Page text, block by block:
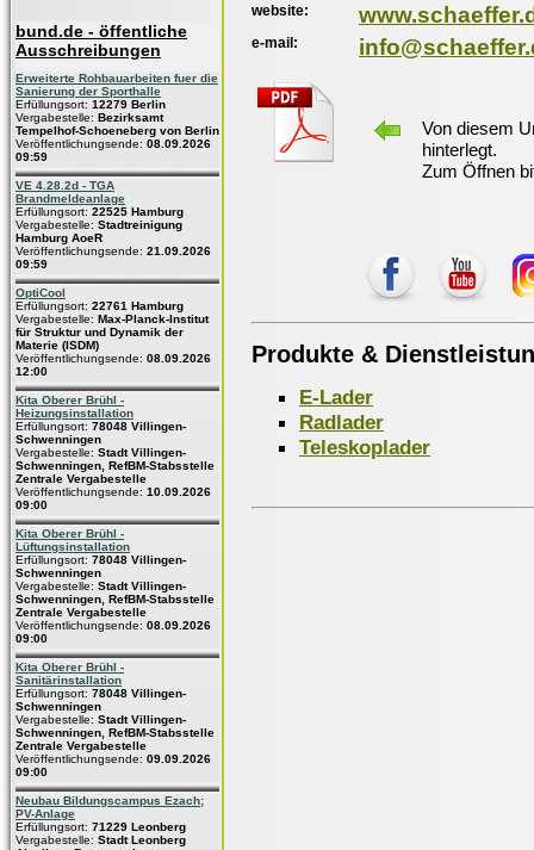
bund.de - öffentliche
Ausschreibungen
Erweiterte Rohbauarbeiten fuer die
Sanierung der Sporthalle
Erfüllungsort: 12279 Berlin
Vergabestelle: Bezirksamt
Tempelhof-Schoeneberg von Berlin
Veröffentlichungsende: 08.09.2026
09:59
VE 4.28.2d - TGA
Brandmeldeanlage
Erfüllungsort: 22525 Hamburg
Vergabestelle: Stadtreinigung
Hamburg AoeR
Veröffentlichungsende: 21.09.2026
09:59
OptiCool
Erfüllungsort: 22761 Hamburg
Vergabestelle: Max-Planck-Institut
für Struktur und Dynamik der
Materie (ISDM)
Veröffentlichungsende: 08.09.2026
12:00
Kita Oberer Brühl -
Heizungsinstallation
Erfüllungsort: 78048 Villingen-
Schwenningen
Vergabestelle: Stadt Villingen-
Schwenningen, RefBM-Stabsstelle
Zentrale Vergabestelle
Veröffentlichungsende: 10.09.2026
09:00
Kita Oberer Brühl -
Lüftungsinstallation
Erfüllungsort: 78048 Villingen-
Schwenningen
Vergabestelle: Stadt Villingen-
Schwenningen, RefBM-Stabsstelle
Zentrale Vergabestelle
Veröffentlichungsende: 08.09.2026
09:00
Kita Oberer Brühl -
Sanitärinstallation
Erfüllungsort: 78048 Villingen-
Schwenningen
Vergabestelle: Stadt Villingen-
Schwenningen, RefBM-Stabsstelle
Zentrale Vergabestelle
Veröffentlichungsende: 09.09.2026
09:00
Neubau Bildungscampus Ezach;
PV-Anlage
Erfüllungsort: 71229 Leonberg
Vergabestelle: Stadt Leonberg
website:
e-mail:
Von diesem
hinterlegt.
Zum Öffnen
Produkte &
E-Lader
Radlader
Teleskoplader